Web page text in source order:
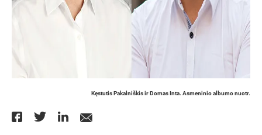
Kęstutis Pakalniškis ir Domas Inta. Asmeninio albumo nuotr.